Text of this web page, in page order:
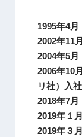
1995年4
2002年11
2004年5
2006年10
リ社）入社
2018年7
2019年１
2019年３